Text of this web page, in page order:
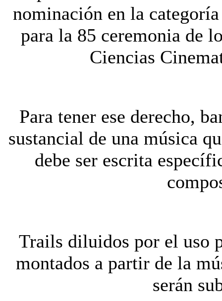
nominación en la
para la 85 ceremonia de
Ciencias
Para tener ese derecho,
sustancial de una música
debe ser escrita
Trails diluidos por el uso
montados a partir de la
serán